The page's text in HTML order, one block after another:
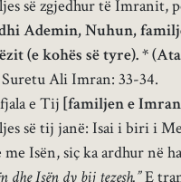
së zgjedhur të Imranit,
Ademin, Nuhun,
(e kohës së tyre). *
Suretu Ali Imran: 33-34.
e Tij [familjen e
së tij janë: Isai i biri i
me Isën, siç ka ardhur në
dhe Isën dy bij tezesh.”E